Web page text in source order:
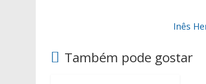
Inês
Também pode gostar